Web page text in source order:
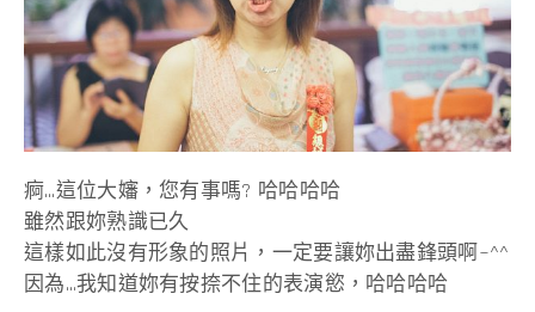
痾…這位大嬸，您有事嗎? 哈哈哈哈
雖然跟妳熟識已久
這樣如此沒有形象的照片，一定要讓妳出盡鋒頭啊~^^
因為…我知道妳有按捺不住的表演慾，哈哈哈哈